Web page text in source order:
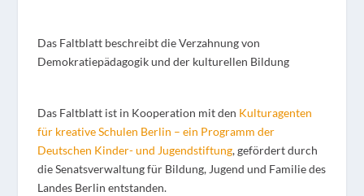
Das Faltblatt beschreibt die Verzahnung von
Demokratiepädagogik und der kulturellen Bildung
Das Faltblatt ist in Kooperation mit den Kulturagenten
für kreative Schulen Berlin – ein Programm der
Deutschen Kinder- und Jugendstiftung, gefördert durch
die Senatsverwaltung für Bildung, Jugend und Familie des
Landes Berlin entstanden.